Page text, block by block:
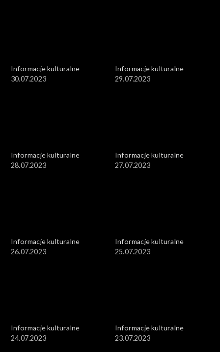
Informacje kulturalne
30.07.2023
Informacje kulturalne
29.07.2023
Informacje kulturalne
28.07.2023
Informacje kulturalne
27.07.2023
Informacje kulturalne
26.07.2023
Informacje kulturalne
25.07.2023
Informacje kulturalne
24.07.2023
Informacje kulturalne
23.07.2023